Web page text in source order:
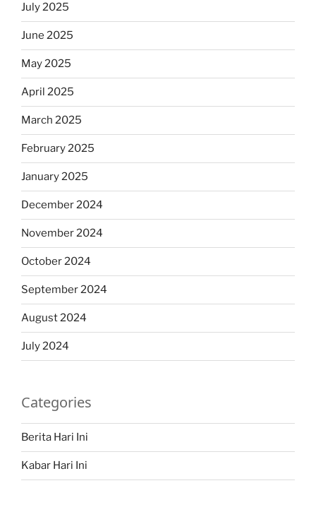
July 2025
June 2025
May 2025
April 2025
March 2025
February 2025
January 2025
December 2024
November 2024
October 2024
September 2024
August 2024
July 2024
Categories
Berita Hari Ini
Kabar Hari Ini